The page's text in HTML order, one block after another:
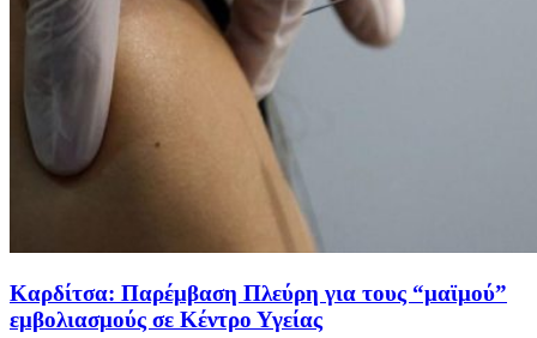
Καρδίτσα: Παρέμβαση Πλεύρη για τους “μαϊμού”
εμβολιασμούς σε Κέντρο Υγείας